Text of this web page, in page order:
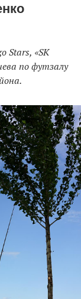
Stars, «SK
по футзалу